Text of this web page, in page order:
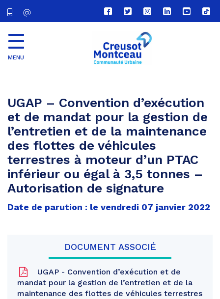
Lien
vers
compte
Facebook
Lien
vers
compte
Twitter
Lien
vers
le
compte
Lien
vers
Lien
vers
Lien
vers
MENU
UGAP – Convention d’exécution
et de mandat pour la gestion de
l’entretien et de la maintenance
des flottes de véhicules
terrestres à moteur d’un PTAC
inférieur ou égal à 3,5 tonnes –
Autorisation de signature
Date de parution : le vendredi 07 janvier 2022
DOCUMENT ASSOCIÉ
UGAP - Convention d’exécution et de
mandat pour la gestion de l’entretien et de la
maintenance des flottes de véhicules terrestres